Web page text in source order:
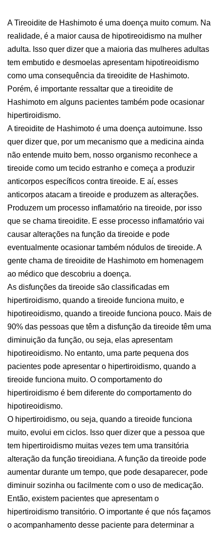
A Tireoidite de Hashimoto é uma doença muito comum. Na
realidade, é a maior causa de hipotireoidismo na mulher
adulta. Isso quer dizer que a maioria das mulheres adultas
tem embutido e desmoelas apresentam hipotireoidismo
como uma consequência da tireoidite de Hashimoto.
Porém, é importante ressaltar que a tireoidite de
Hashimoto em alguns pacientes também pode ocasionar
hipertiroidismo.
A tireoidite de Hashimoto é uma doença autoimune. Isso
quer dizer que, por um mecanismo que a medicina ainda
não entende muito bem, nosso organismo reconhece a
tireoide como um tecido estranho e começa a produzir
anticorpos específicos contra tireoide. E aí, esses
anticorpos atacam a tireoide e produzem as alterações.
Produzem um processo inflamatório na tireoide, por isso
que se chama tireoidite. E esse processo inflamatório vai
causar alterações na função da tireoide e pode
eventualmente ocasionar também nódulos de tireoide. A
gente chama de tireoidite de Hashimoto em homenagem
ao médico que descobriu a doença.
As disfunções da tireoide são classificadas em
hipertiroidismo, quando a tireoide funciona muito, e
hipotireoidismo, quando a tireoide funciona pouco. Mais de
90% das pessoas que têm a disfunção da tireoide têm uma
diminuição da função, ou seja, elas apresentam
hipotireoidismo. No entanto, uma parte pequena dos
pacientes pode apresentar o hipertiroidismo, quando a
tireoide funciona muito. O comportamento do
hipertiroidismo é bem diferente do comportamento do
hipotireoidismo.
O hipertiroidismo, ou seja, quando a tireoide funciona
muito, evolui em ciclos. Isso quer dizer que a pessoa que
tem hipertiroidismo muitas vezes tem uma transitória
alteração da função tireoidiana. A função da tireoide pode
aumentar durante um tempo, que pode desaparecer, pode
diminuir sozinha ou facilmente com o uso de medicação.
Então, existem pacientes que apresentam o
hipertiroidismo transitório. O importante é que nós façamos
o acompanhamento desse paciente para determinar a